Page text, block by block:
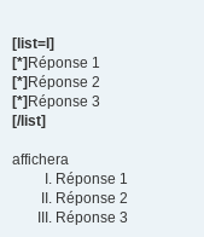
[list=I]
[*] Réponse 1
[*] Réponse 2
[*] Réponse 3
[/list]
affichera
Réponse 1
Réponse 2
Réponse 3